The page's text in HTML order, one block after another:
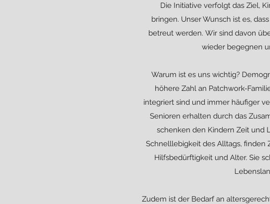
Die Initiative verfolgt das Ziel,
bringen. Unser Wunsch ist es,
betreut werden. Wir sind davon
wieder begegnen
Warum ist es uns wichtig?
höhere Zahl an Patchwork-
integriert sind und immer häufiger
Senioren erhalten durch das
schenken den Kindern Zeit und
Schnelllebigkeit des Alltags, finden
Hilfsbedürftigkeit und Alter. Sie
Zudem ist der Bedarf an